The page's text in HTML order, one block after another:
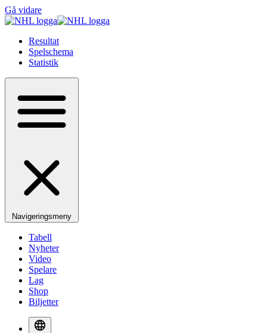
Gå vidare
Resultat
Spelschema
Statistik
Navigeringsmeny
Tabell
Nyheter
Video
Spelare
Lag
Shop
Biljetter